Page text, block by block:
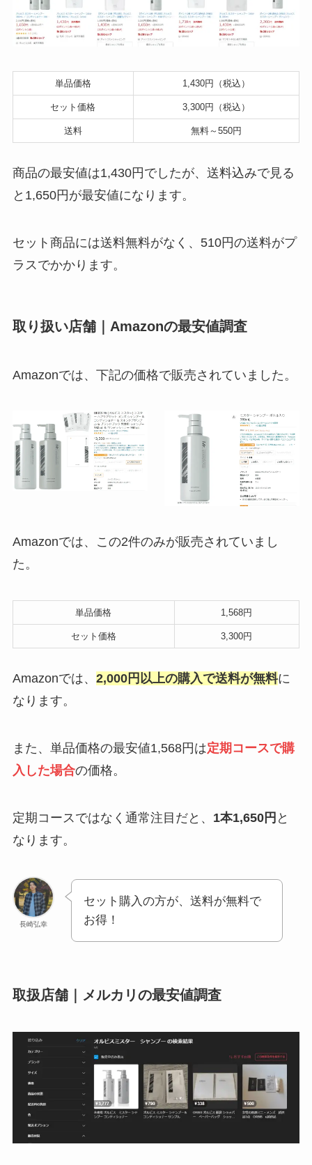
単品価格 1,430円（税込）
セット価格 3,300円（税込）
送料 無料～550円
商品の最安値は1,430円でしたが、送料込みで見る
と1,650円が最安値になります。
セット商品には送料無料がなく、510円の送料がプ
ラスでかかります。
取り扱い店舗｜Amazonの最安値調査
Amazonでは、下記の価格で販売されていました。
Amazonでは、この2件のみが販売されていまし
た。
単品価格 1,568円
セット価格 3,300円
Amazonでは、 2,000円以上の購入で送料が無料に
なります。
また、単品価格の最安値1,568円は定期コースで購
入した場合の価格。
定期コースではなく通常注目だと、 1本1,650円 と
なります。
長崎弘幸
セット購入の方が、送料が無料で
お得！
取扱店舗｜メルカリの最安値調査